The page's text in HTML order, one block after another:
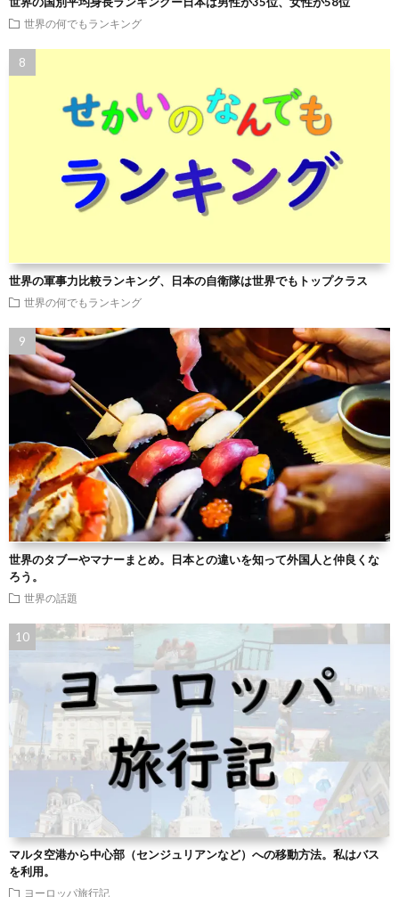
世界の何でもランキング
世界の軍事力比較ランキング、日本の自衛隊は世界でもトップクラス
世界の何でもランキング
世界のタブーやマナーまとめ。日本との違いを知って外国人と仲良くな
ろう。
世界の話題
マルタ空港から中心部（センジュリアンなど）への移動方法。私はバス
を利用。
ヨーロッパ旅行記